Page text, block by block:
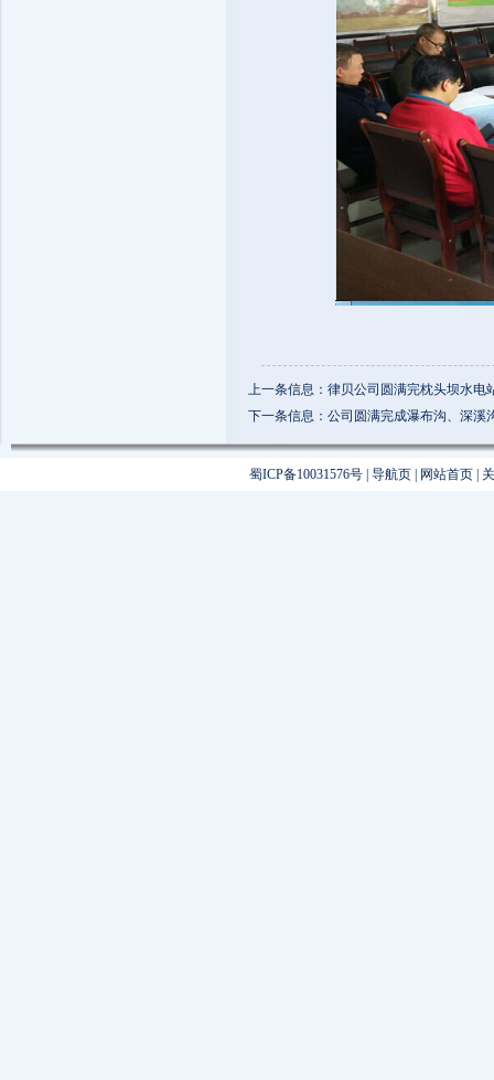
上一条信息：律贝公司圆满完枕头坝水电
下一条信息：公司圆满完成瀑布沟、深溪
蜀ICP备10031576号 导航页 网站首页